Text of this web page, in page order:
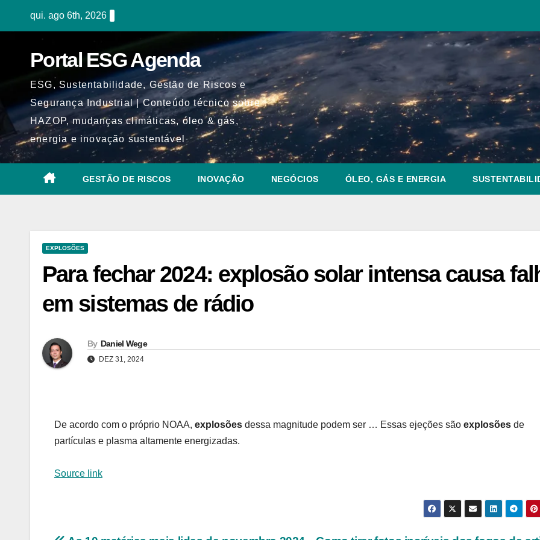
qui. ago 6th, 2026
Portal ESG Agenda
ESG, Sustentabilidade, Gestão de Riscos e
Segurança Industrial | Conteúdo técnico sobre
HAZOP, mudanças climáticas, óleo & gás,
energia e inovação sustentável
GESTÃO DE RISCOS INOVAÇÃO NEGÓCIOS ÓLEO, GÁS E ENERGIA
EXPLOSÕES
Para fechar 2024: explosão solar intensa causa
em sistemas de rádio
By Daniel Wege
DEZ 31, 2024
De acordo com o próprio NOAA, explosões dessa magnitude podem ser … Essas ejeções são explosões de
partículas e plasma altamente energizadas.
Source link